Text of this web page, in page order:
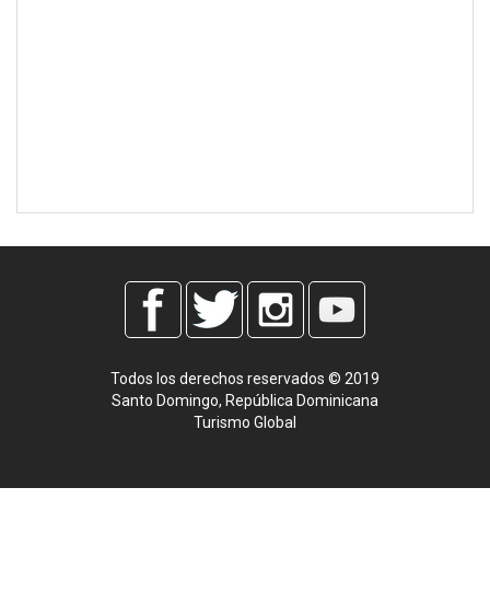
Todos los derechos reservados © 2019
Santo Domingo, República Dominicana
Turismo Global